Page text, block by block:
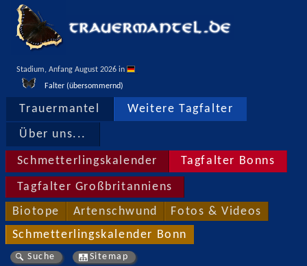
Stadium, Anfang August 2026 in
Falter (übersommernd)
Trauermantel Weitere Tagfalter
Über uns...
Schmetterlingskalender Tagfalter Bonns
Tagfalter Großbritanniens
Biotope Artenschwund Fotos & Videos
Schmetterlingskalender Bonn
Suche Sitemap